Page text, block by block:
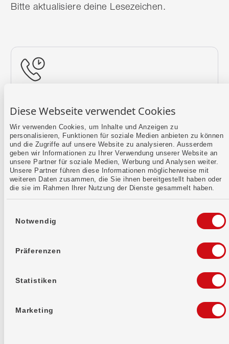
Diese Webseite verwendet Cookies
Wir verwenden Cookies, um Inhalte und Anzeigen zu
personalisieren, Funktionen für soziale Medien anbieten zu können
und die Zugriffe auf unsere Website zu analysieren. Ausserdem
geben wir Informationen zu Ihrer Verwendung unserer Website an
unsere Partner für soziale Medien, Werbung und Analysen weiter.
Unsere Partner führen diese Informationen möglicherweise mit
weiteren Daten zusammen, die Sie ihnen bereitgestellt haben oder
die sie im Rahmen Ihrer Nutzung der Dienste gesammelt haben.
Notwendig
Präferenzen
Statistiken
Marketing
Bitte aktualisiere deine Lesezeichen.
Mehr erfahren
Kontaktformular